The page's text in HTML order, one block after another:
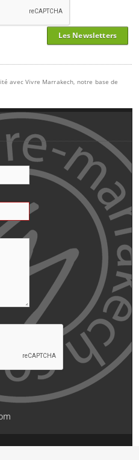
Les Newsletters
avec Vivre Marrakech, notre base de